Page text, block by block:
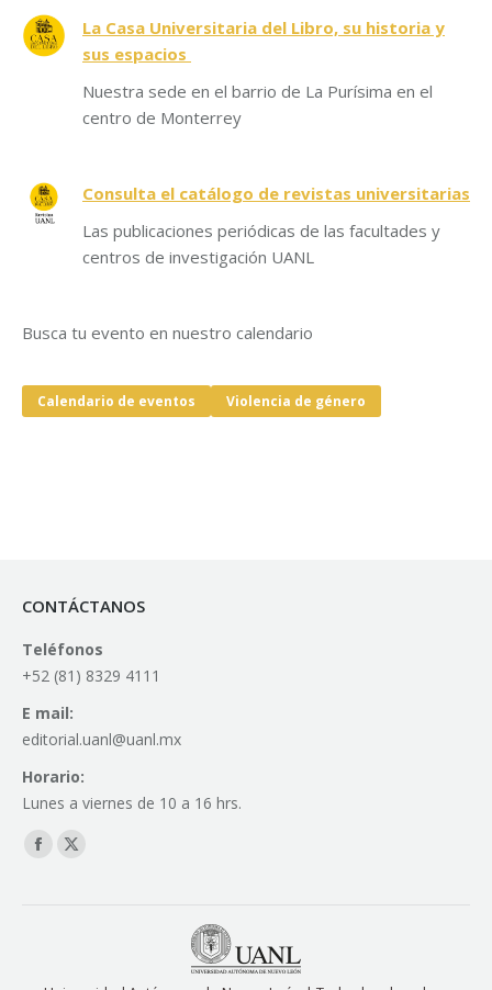
La Casa Universitaria del Libro, su historia y
sus espacios
Nuestra sede en el barrio de La Purísima en el
centro de Monterrey
Consulta el catálogo de revistas universitarias
Las publicaciones periódicas de las facultades y
centros de investigación UANL
Busca tu evento en nuestro calendario
Calendario de eventos Violencia de género
CONTÁCTANOS
Teléfonos
+52 (81) 8329 4111
E mail:
editorial.uanl@uanl.mx
Horario:
Lunes a viernes de 10 a 16 hrs.
Find us on:
Facebook
X